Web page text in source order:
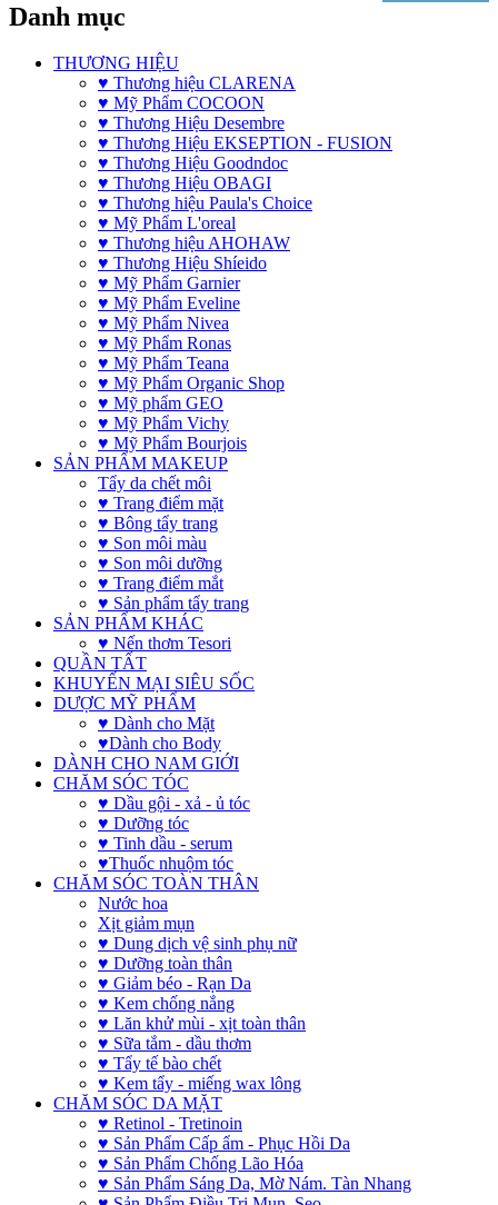
Danh mục
THƯƠNG HIỆU
♥ Thương hiệu CLARENA
♥ Mỹ Phẩm COCOON
♥ Thương Hiệu Desembre
♥ Thương Hiệu EKSEPTION - FUSION
♥ Thương Hiệu Goodndoc
♥ Thương Hiệu OBAGI
♥ Thương hiệu Paula's Choice
♥ Mỹ Phẩm L'oreal
♥ Thương hiệu AHOHAW
♥ Thương Hiệu Shíeido
♥ Mỹ Phẩm Garnier
♥ Mỹ Phẩm Eveline
♥ Mỹ Phẩm Nivea
♥ Mỹ Phẩm Ronas
♥ Mỹ Phẩm Teana
♥ Mỹ Phẩm Organic Shop
♥ Mỹ phẩm GEO
♥ Mỹ Phẩm Vichy
♥ Mỹ Phẩm Bourjois
SẢN PHẨM MAKEUP
Tẩy da chết môi
♥ Trang điểm mặt
♥ Bông tẩy trang
♥ Son môi màu
♥ Son môi dưỡng
♥ Trang điểm mắt
♥ Sản phẩm tẩy trang
SẢN PHẨM KHÁC
♥ Nến thơm Tesori
QUẦN TẤT
KHUYẾN MẠI SIÊU SỐC
DƯỢC MỸ PHẨM
♥ Dành cho Mặt
♥Dành cho Body
DÀNH CHO NAM GIỚI
CHĂM SÓC TÓC
♥ Dầu gội - xả - ủ tóc
♥ Dưỡng tóc
♥ Tinh dầu - serum
♥Thuốc nhuộm tóc
CHĂM SÓC TOÀN THÂN
Nước hoa
Xịt giảm mụn
♥ Dung dịch vệ sinh phụ nữ
♥ Dưỡng toàn thân
♥ Giảm béo - Rạn Da
♥ Kem chống nắng
♥ Lăn khử mùi - xịt toàn thân
♥ Sữa tắm - dầu thơm
♥ Tẩy tế bào chết
♥ Kem tẩy - miếng wax lông
CHĂM SÓC DA MẶT
♥ Retinol - Tretinoin
♥ Sản Phẩm Cấp ẩm - Phục Hồi Da
♥ Sản Phẩm Chống Lão Hóa
♥ Sản Phẩm Sáng Da, Mờ Nám. Tàn Nhang